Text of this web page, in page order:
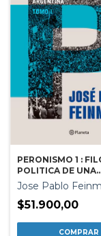
PERONISMO 1 :
POLITICA DE UNA
PERSISTENC
Jose Pablo
$51.900,00